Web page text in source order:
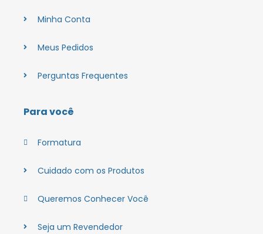
Minha Conta
Meus Pedidos
Perguntas Frequentes
Para você
Formatura
Cuidado com os Produtos
Queremos Conhecer Você
Seja um Revendedor